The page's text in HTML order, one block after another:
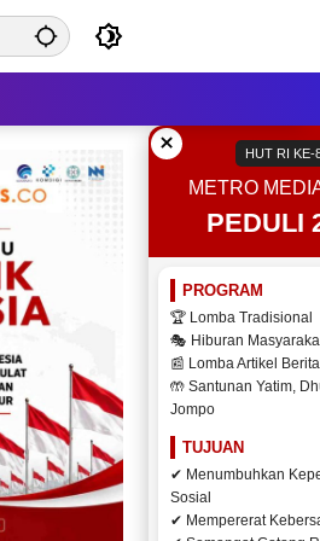
× HUT RI KE-
METRO
PEDULI
PROGRAM
🏆 Lomba Tradisional
🎭 Hiburan
📰 Lomba Artikel Berita
🤲 Santunan Yatim,
Jompo
TUJUAN
✔ Menumbuhkan
Sosial
✔ Mempererat